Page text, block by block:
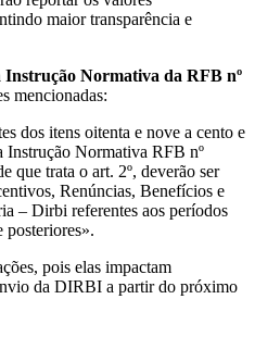
maior transparência e
Instrução Normativa da RFB nº
mencionadas:
dos itens oitenta e nove a cento e
Instrução Normativa RFB nº
que trata o art. 2º, deverão ser
Renúncias, Benefícios e
– Dirbi referentes aos períodos
posteriores».
pois elas impactam
da DIRBI a partir do próximo